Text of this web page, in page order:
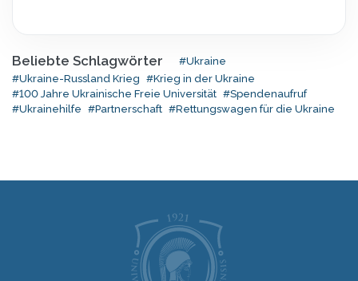
Beliebte Schlagwörter
#Ukraine
#Ukraine-Russland Krieg #Krieg in der Ukraine
#100 Jahre Ukrainische Freie Universität #Spendenaufruf
#Ukrainehilfe #Partnerschaft #Rettungswagen für die Ukraine